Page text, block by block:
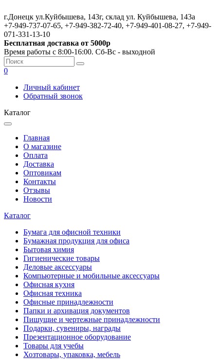
г.Донецк ул.Куйбышева, 143г, склад ул. Куйбышева, 143а
+7-949-737-07-65, +7-949-382-72-40, +7-949-401-08-27, +7-949-
071-331-13-10
Бесплатная доставка от 5000р
Время работы с 8:00-16:00. Сб-Вс - выходной
0
Личный кабинет
Обратный звонок
Каталог
Главная
О магазине
Оплата
Доставка
Оптовикам
Контакты
Отзывы
Новости
Каталог
Бумага для офисной техники
Бумажная продукция для офиса
Бытовая химия
Гигиенические товары
Деловые аксессуары
Компьютерные и мобильные аксессуары
Офисная кухня
Офисная техника
Офисные принадлежности
Папки и архивация документов
Пишущие и чертежные принадлежности
Подарки, сувениры, награды
Презентационное оборудование
Товары для учебы
Хозтовары, упаковка, мебель